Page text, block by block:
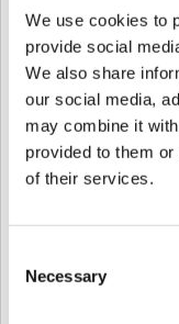
We use cookies to
provide social
We also share
our social media,
may combine it
provided to them
of their services.
Selection
Necessary
ype - id
Card_t
ype -
name
ype -